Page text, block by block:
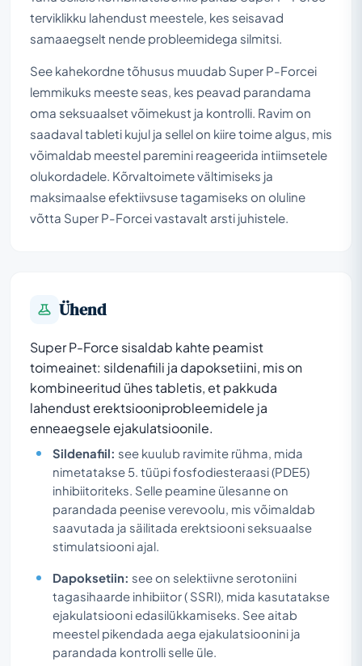
terviklikku lahendust meestele, kes seisavad
samaaegselt nende probleemidega silmitsi.
See kahekordne tõhusus muudab Super P-Forcei
lemmikuks meeste seas, kes peavad parandama
oma seksuaalset võimekust ja kontrolli. Ravim on
saadaval tableti kujul ja sellel on kiire toime algus, mis
võimaldab meestel paremini reageerida intiimsetele
olukordadele. Kõrvaltoimete vältimiseks ja
maksimaalse efektiivsuse tagamiseks on oluline
võtta Super P-Forcei vastavalt arsti juhistele.
Ühend
Super P-Force sisaldab kahte peamist
toimeainet: sildenafiili ja dapoksetiini, mis on
kombineeritud ühes tabletis, et pakkuda
lahendust erektsiooniprobleemidele ja
enneaegsele ejakulatsioonile.
Sildenafiil: see kuulub ravimite rühma, mida
nimetatakse 5. tüüpi fosfodiesteraasi (PDE5)
inhibiitoriteks. Selle peamine ülesanne on
parandada peenise verevoolu, mis võimaldab
saavutada ja säilitada erektsiooni seksuaalse
stimulatsiooni ajal.
Dapoksetiin: see on selektiivne serotoniini
tagasihaarde inhibiitor ( SSRI), mida kasutatakse
ejakulatsiooni edasilükkamiseks. See aitab
meestel pikendada aega ejakulatsioonini ja
parandada kontrolli selle üle.